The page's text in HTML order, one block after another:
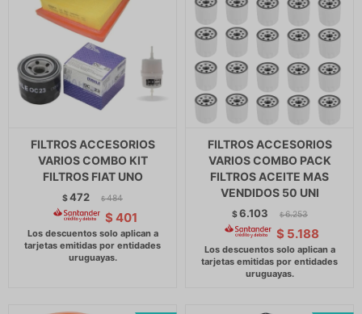
FILTROS ACCESORIOS
VARIOS COMBO KIT
FILTROS FIAT UNO
$472 $ 484
$ 401
FILTROS ACCESORIOS
VARIOS COMBO PACK
FILTROS ACEITE MAS
VENDIDOS 50 UNI
$6.103 $ 6.253
$ 5.188